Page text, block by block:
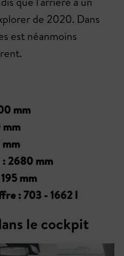
de 2020. Dans
est néanmoins
mm
mm
mm
2680 mm
mm
: 703 - 1662 l
le cockpit